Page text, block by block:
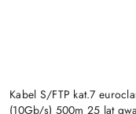
Kabel S/FTP kat.7
(10Gb/s) 500m 25 lat